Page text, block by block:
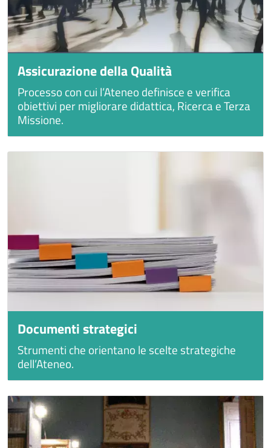
Assicurazione della Qualità
Processo con cui l’Ateneo definisce e verifica
obiettivi per migliorare didattica, Ricerca e Terza
Missione.
Documenti strategici
Strumenti che orientano le scelte strategiche
dell’Ateneo.